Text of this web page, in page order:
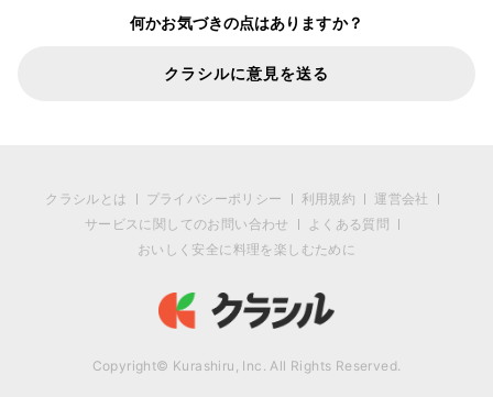
何かお気づきの点はありますか？
クラシルに意見を送る
クラシルとは プライバシーポリシー 利用規約
運営会社
サービスに関してのお問い合わせ
よくある質問
おいしく安全に料理を楽しむために
Copyright© Kurashiru, Inc. All Rights Reserved.